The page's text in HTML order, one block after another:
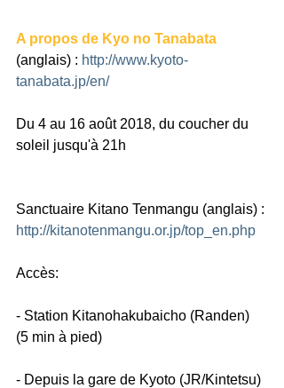
A propos de Kyo no Tanabata
(anglais) : http://www.kyoto-
tanabata.jp/en/
Du 4 au 16 août 2018, du coucher du
soleil jusqu'à 21h
Sanctuaire Kitano Tenmangu (anglais) :
http://kitanotenmangu.or.jp/top_en.php
Accès:
- Station Kitanohakubaicho (Randen)
(5 min à pied)
- Depuis la gare de Kyoto (JR/Kintetsu)